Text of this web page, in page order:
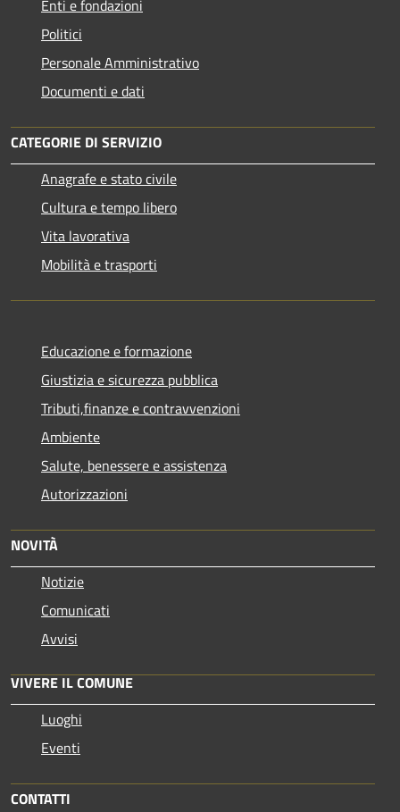
Enti e fondazioni
Politici
Personale Amministrativo
Documenti e dati
CATEGORIE DI SERVIZIO
Anagrafe e stato civile
Cultura e tempo libero
Vita lavorativa
Mobilità e trasporti
Educazione e formazione
Giustizia e sicurezza pubblica
Tributi,finanze e contravvenzioni
Ambiente
Salute, benessere e assistenza
Autorizzazioni
NOVITÀ
Notizie
Comunicati
Avvisi
VIVERE IL COMUNE
Luoghi
Eventi
CONTATTI